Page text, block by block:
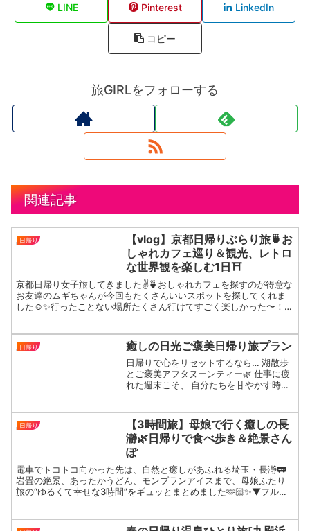
LINE Pinterest LinkedIn
コピー
旅GIRLをフォローする
関連記事
日帰り
【vlog】京都日帰りぶらり旅🍵お
しゃれカフェ巡り＆観光、レトロ
な世界観を楽しむ1日⛩
京都日帰り女子旅してきました✌️🍵おしゃれカフェを探すのが得意な
お友達のムギちゃんが今回もたくさんいいスポットを探してくれま
した☺️✨行ったことない場所たくさん行けてすごく楽しかった〜！京
日帰り 癒しの日光ご褒美日帰り旅プラン
日帰りで心をリセットするなら… 湖散歩
とご褒美アフタヌーンティー🌿 仕事に疲
れた週末こそ、 自分たちを甘やかす時間
癒し旅しない？ ☑️金谷ホテルのアフヌン
は6,600円...
日帰り
【3時間旅】母娘で行く癒しの長
瀞🌿日帰りで食べ歩き＆絶景さん
ぽ
電車でトコトコ向かった先は、自然と癒しがあふれる埼玉・長瀞🚃
岩畳の絶景、あったかうどん、モンブランアイスまで、母娘ふたり
旅の“ゆるくて幸せな3時間”をギュッとまとめました🫶🏻✨▼フルバ